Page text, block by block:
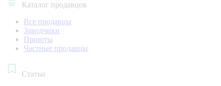
Каталог продавцов
Все продавцы
Заводчики
Приюты
Частные продавцы
Статьи